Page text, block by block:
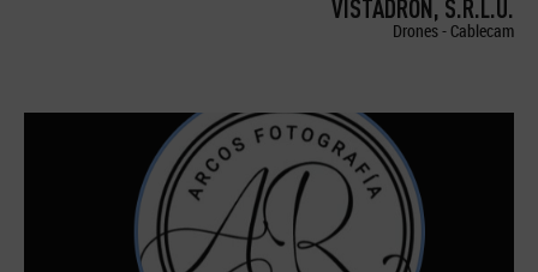
VISTADRÓN, S.R.L.U.
Drones - Cablecam